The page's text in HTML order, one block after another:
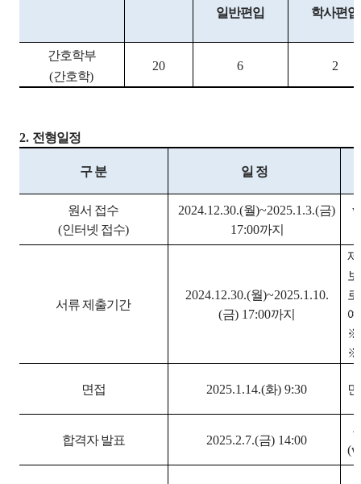
일반편입 학사편입
간호학부
(간호학)
20 6 2
2. 전형일정
구 분 일 정
원서 접수
(인터넷 접수)
2024.12.30.(월)~2025.1.3.(금)
17:00까지
서류 제출기간
2024.12.30.(월)~2025.1.10.
(금) 17:00까지
로
면접 2025.1.14.(화) 9:30
합격자 발표 2025.2.7.(금) 14:00
(